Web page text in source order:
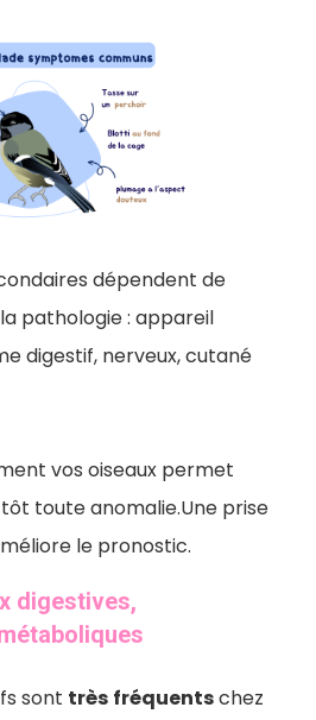
dépendent de
pathologie : appareil
digestif, nerveux, cutané
vos oiseaux permet
toute anomalie.Une prise
le pronostic.
digestives,
sont très fréquentschez